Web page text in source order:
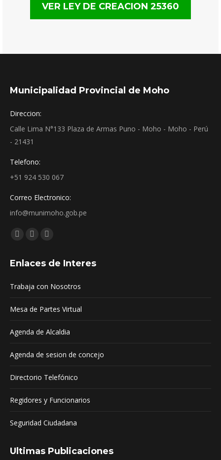
VER LEY DE CREACION 25360
Municipalidad Provincial de Moho
Direccion:
Calle Lima N°133 Plaza de Armas Puno - Moho - Moho - Perú
- 21431
Telefono:
+51 924 530 067
Correo Electronico:
info@munimoho.gob.pe
Encuéntranos en:
Facebook
opens
new
YouTube
opens
new
Mail
opens
new
Enlaces de Interes
Trabaja con Nosotros
Mesa de Partes Virtual
Agenda de Alcaldia
Agenda de sesion de concejo
Directorio Telefónico
Regidores y Funcionarios
Seguridad Ciudadana
Ultimas Publicaciones